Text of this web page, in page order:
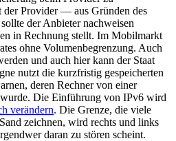
Provider — aus Gründen des
der Anbieter nachweisen
in Rechnung stellt. Im Mobilmarkt
ohne Volumenbegrenzung. Auch
und auch hier kann der Staat
nutzt die kurzfristig gespeicherten
deren Rechner von einer
Die Einführung von IPv6 wird
verändern. Die Grenze, die viele
zeichnen, wird rechts und links
daran zu stören scheint.